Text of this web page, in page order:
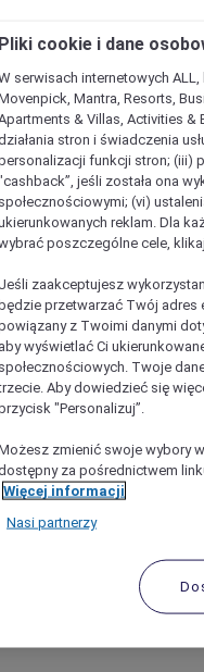
or cats) up to 15kg.
and Mercado Novo
room as parents
Pliki cookie i dane
serwisach internetowych
Mantra, Resorts,
& Villas, Activities &
stron i świadczenia
funkcji stron; (iii)
jeśli została ona
społecznościowymi; (vi)
reklam. Dla
poszczególne cele,
Jeśli zaakceptujesz
przetwarzać Twój adres
z Twoimi danymi
aby wyświetlać Ci
społecznościowych. Twoje
Aby dowiedzieć się
"Personalizuj”.
zmienić swoje wybory
za pośrednictwem
Więcej informacji
Nasi partnerzy